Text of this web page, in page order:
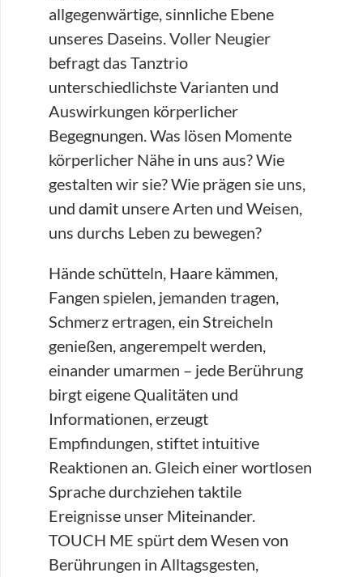
allgegenwärtige, sinnliche Ebene
unseres Daseins. Voller Neugier
befragt das Tanztrio
unterschiedlichste Varianten und
Auswirkungen körperlicher
Begegnungen. Was lösen Momente
körperlicher Nähe in uns aus? Wie
gestalten wir sie? Wie prägen sie uns,
und damit unsere Arten und Weisen,
uns durchs Leben zu bewegen?
Hände schütteln, Haare kämmen,
Fangen spielen, jemanden tragen,
Schmerz ertragen, ein Streicheln
genießen, angerempelt werden,
einander umarmen – jede Berührung
birgt eigene Qualitäten und
Informationen, erzeugt
Empfindungen, stiftet intuitive
Reaktionen an. Gleich einer wortlosen
Sprache durchziehen taktile
Ereignisse unser Miteinander.
TOUCH ME spürt dem Wesen von
Berührungen in Alltagsgesten,